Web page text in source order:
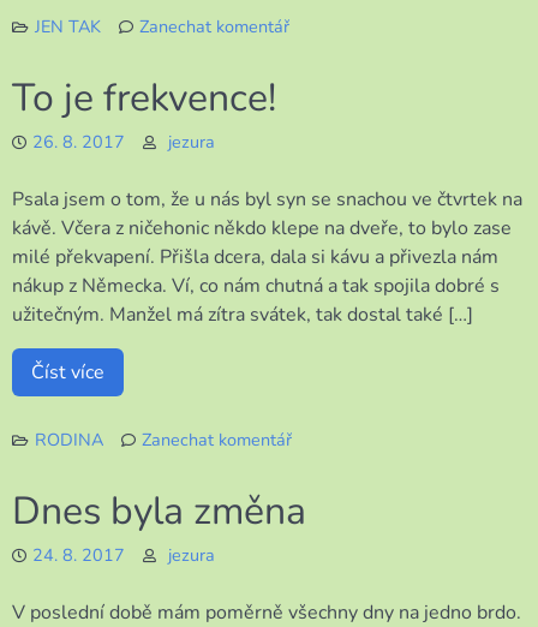
JEN TAK
Zanechat komentář
To je frekvence!
26. 8. 2017 jezura
Psala jsem o tom, že u nás byl syn se snachou ve čtvrtek na
kávě. Včera z ničehonic někdo klepe na dveře, to bylo zase
milé překvapení. Přišla dcera, dala si kávu a přivezla nám
nákup z Německa. Ví, co nám chutná a tak spojila dobré s
užitečným. Manžel má zítra svátek, tak dostal také […]
Číst více
RODINA
Zanechat komentář
je
Dnes byla změna
24. 8. 2017 jezura
V poslední době mám poměrně všechny dny na jedno brdo.